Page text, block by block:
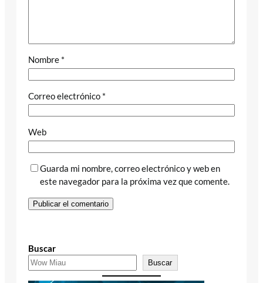
Nombre *
Correo electrónico *
Web
Guarda mi nombre, correo electrónico y web en
este navegador para la próxima vez que comente.
Buscar
Buscar